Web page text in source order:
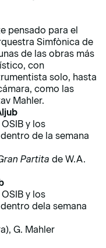
pensado para el
Simfònica de
de las obras más
con
solo, hasta
como las
Mahler.
y los
de la semana
Partita de W.A.
y los
dela semana
G. Mahler